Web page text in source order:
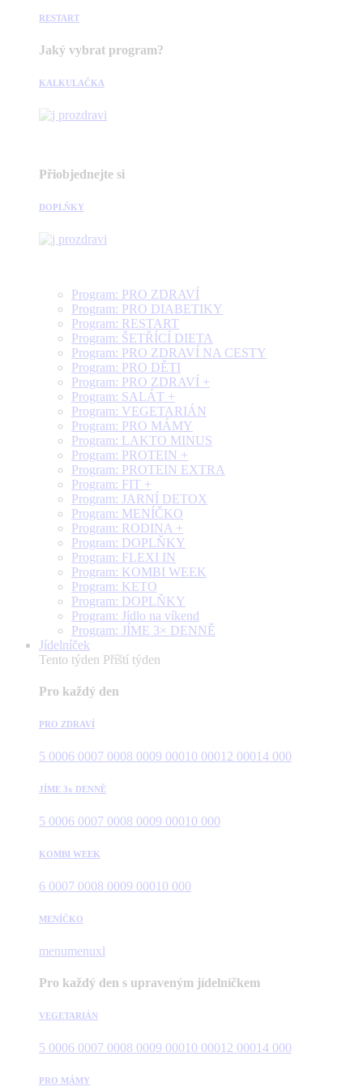
RESTART
Jaký vybrat program?
KALKULAČKA
Přiobjednejte si
DOPLŇKY
Program: PRO ZDRAVÍ
Program: PRO DIABETIKY
Program: RESTART
Program: ŠETŘÍCÍ DIETA
Program: PRO ZDRAVÍ NA CESTY
Program: PRO DĚTI
Program: PRO ZDRAVÍ +
Program: SALÁT +
Program: VEGETARIÁN
Program: PRO MÁMY
Program: LAKTO MINUS
Program: PROTEIN +
Program: PROTEIN EXTRA
Program: FIT +
Program: JARNÍ DETOX
Program: MENÍČKO
Program: RODINA +
Program: DOPLŇKY
Program: FLEXI IN
Program: KOMBI WEEK
Program: KETO
Program: DOPLŇKY
Program: Jídlo na víkend
Program: JÍME 3× DENNĚ
Jídelníček
Tento týden Příští týden
Pro každý den
PRO ZDRAVÍ
5 0006 0007 0008 0009 00010 00012 00014 000
JÍME 3x DENNĚ
5 0006 0007 0008 0009 00010 000
KOMBI WEEK
6 0007 0008 0009 00010 000
MENÍČKO
menumenuxl
Pro každý den s upraveným jídelníčkem
VEGETARIÁN
5 0006 0007 0008 0009 00010 00012 00014 000
PRO MÁMY